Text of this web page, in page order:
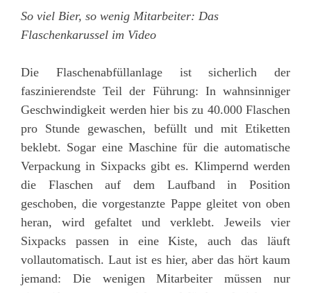
So viel Bier, so wenig Mitarbeiter: Das
Flaschenkarussel im Video
Die Flaschenabfüllanlage ist sicherlich der
faszinierendste Teil der Führung: In wahnsinniger
Geschwindigkeit werden hier bis zu 40.000 Flaschen
pro Stunde gewaschen, befüllt und mit Etiketten
beklebt. Sogar eine Maschine für die automatische
Verpackung in Sixpacks gibt es. Klimpernd werden
die Flaschen auf dem Laufband in Position
geschoben, die vorgestanzte Pappe gleitet von oben
heran, wird gefaltet und verklebt. Jeweils vier
Sixpacks passen in eine Kiste, auch das läuft
vollautomatisch. Laut ist es hier, aber das hört kaum
jemand: Die wenigen Mitarbeiter müssen nur